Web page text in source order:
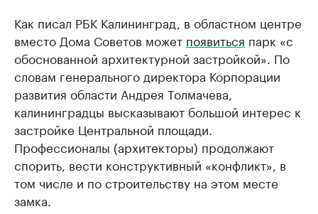
Как писал РБК Калининград, в областном центре
вместо Дома Советов может появиться парк «с
обоснованной архитектурной застройкой». По
словам генерального директора Корпорации
развития области Андрея Толмачева,
калининградцы высказывают большой интерес к
застройке Центральной площади.
Профессионалы (архитекторы) продолжают
спорить, вести конструктивный «конфликт», в
том числе и по строительству на этом месте
замка.